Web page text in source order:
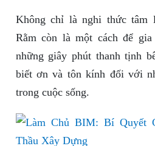
Không chỉ là nghi thức tâm
Rằm còn là một cách để
những giây phút thanh tịnh
biết ơn và tôn kính đối với
trong cuộc sống.